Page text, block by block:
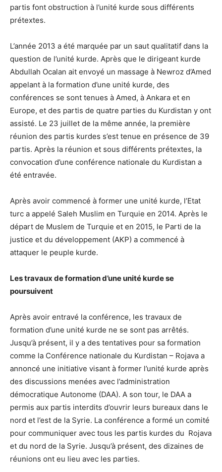
partis font obstruction à l’unité kurde sous différents
prétextes.
L’année 2013 a été marquée par un saut qualitatif dans la
question de l’unité kurde. Après que le dirigeant kurde
Abdullah Ocalan ait envoyé un massage à Newroz d’Amed
appelant à la formation d’une unité kurde, des
conférences se sont tenues à Amed, à Ankara et en
Europe, et des partis de quatre parties du Kurdistan y ont
assisté. Le 23 juillet de la même année, la première
réunion des partis kurdes s’est tenue en présence de 39
partis. Après la réunion et sous différents prétextes, la
convocation d’une conférence nationale du Kurdistan a
été entravée.
Après avoir commencé à former une unité kurde, l’Etat
turc a appelé Saleh Muslim en Turquie en 2014. Après le
départ de Muslem de Turquie et en 2015, le Parti de la
justice et du développement (AKP) a commencé à
attaquer le peuple kurde.
Les travaux de formation d’une unité kurde se
poursuivent
Après avoir entravé la conférence, les travaux de
formation d’une unité kurde ne se sont pas arrêtés.
Jusqu’à présent, il y a des tentatives pour sa formation
comme la Conférence nationale du Kurdistan – Rojava a
annoncé une initiative visant à former l’unité kurde après
des discussions menées avec l’administration
démocratique Autonome (DAA). A son tour, le DAA a
permis aux partis interdits d’ouvrir leurs bureaux dans le
nord et l’est de la Syrie. La conférence a formé un comité
pour communiquer avec tous les partis kurdes du Rojava
et du nord de la Syrie. Jusqu’à présent, des dizaines de
réunions ont eu lieu avec les parties.